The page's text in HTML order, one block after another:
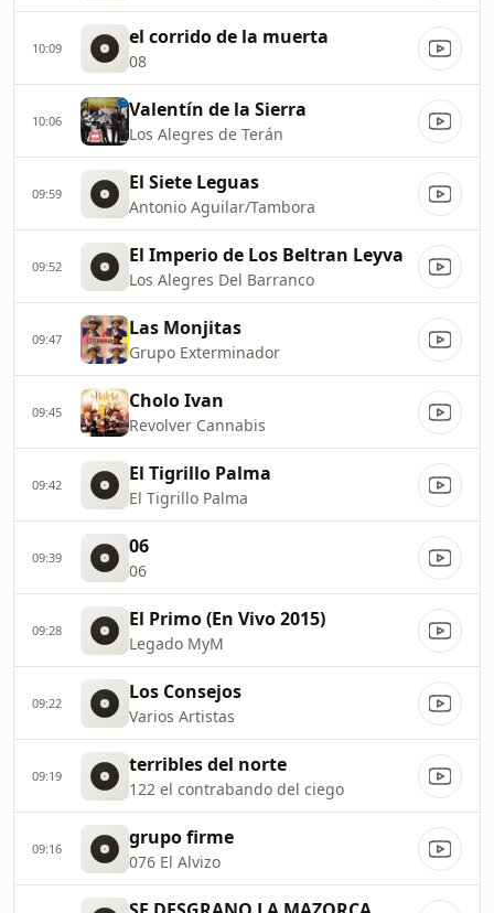
10:09 el corrido de la muerta
08
10:06 Valentín de la Sierra
Los Alegres de Terán
09:59 El Siete Leguas
Antonio Aguilar/Tambora
09:52 El Imperio de Los Beltran Leyva
Los Alegres Del Barranco
09:47 Las Monjitas
Grupo Exterminador
09:45 Cholo Ivan
Revolver Cannabis
09:42 El Tigrillo Palma
El Tigrillo Palma
09:39 06
06
09:28 El Primo (En Vivo 2015)
Legado MyM
09:22 Los Consejos
Varios Artistas
09:19 terribles del norte
122 el contrabando del ciego
09:16 grupo firme
076 El Alvizo